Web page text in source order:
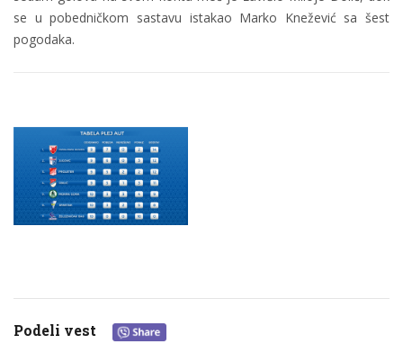
se u pobedničkom sastavu istakao Marko Knežević sa šest
pogodaka.
Podeli vest